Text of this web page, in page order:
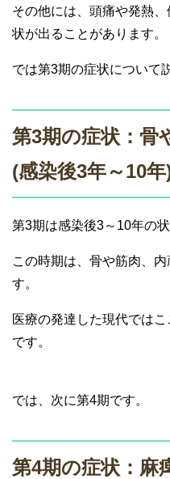
その他には、頭痛や発熱
状が出ることがあります。
では第3期の症状について
第3期の症状：骨
(感染後3年～10年
第3期は感染後3～10年の状
この時期は、骨や筋肉、
す。
医療の発達した現代では
です。
では、次に第4期です。
第4期の症状：麻